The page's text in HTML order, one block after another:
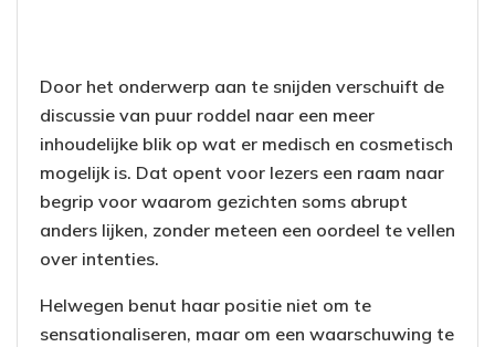
Door het onderwerp aan te snijden verschuift de
discussie van puur roddel naar een meer
inhoudelijke blik op wat er medisch en cosmetisch
mogelijk is. Dat opent voor lezers een raam naar
begrip voor waarom gezichten soms abrupt
anders lijken, zonder meteen een oordeel te vellen
over intenties.
Helwegen benut haar positie niet om te
sensationaliseren, maar om een waarschuwing te